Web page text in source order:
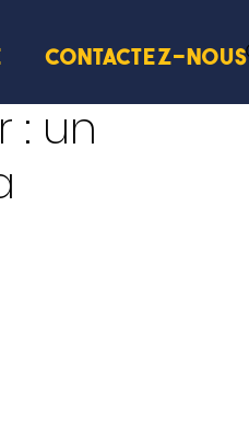
Contactez-nous
: un